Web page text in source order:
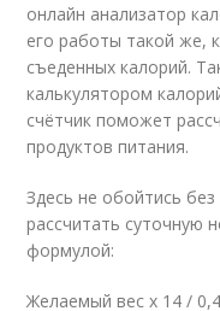
онлайн анализатор
его работы такой же,
съеденных калорий.
калькулятором
счётчик поможет
продуктов питания.
Здесь не обойтись
рассчитать суточную
формулой:
Желаемый вес х 14 /